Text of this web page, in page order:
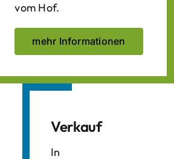
vom Hof.
mehr Informationen
Verkauf
In